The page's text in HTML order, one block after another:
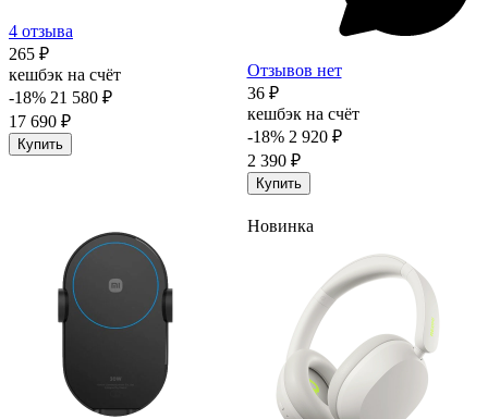
4 отзыва
265 ₽
кешбэк на счёт
-18% 21 580 ₽
17 690 ₽
Купить
Отзывов нет
36 ₽
кешбэк на счёт
-18% 2 920 ₽
2 390 ₽
Купить
Новинка